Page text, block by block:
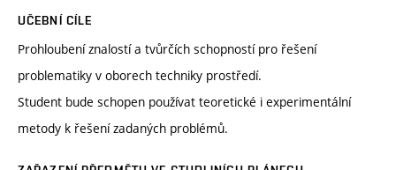
UČEBNÍ CÍLE
Prohloubení znalostí a tvůrčích schopností pro řešení
problematiky v oborech techniky prostředí.
Student bude schopen používat teoretické i experimentální
metody k řešení zadaných problémů.